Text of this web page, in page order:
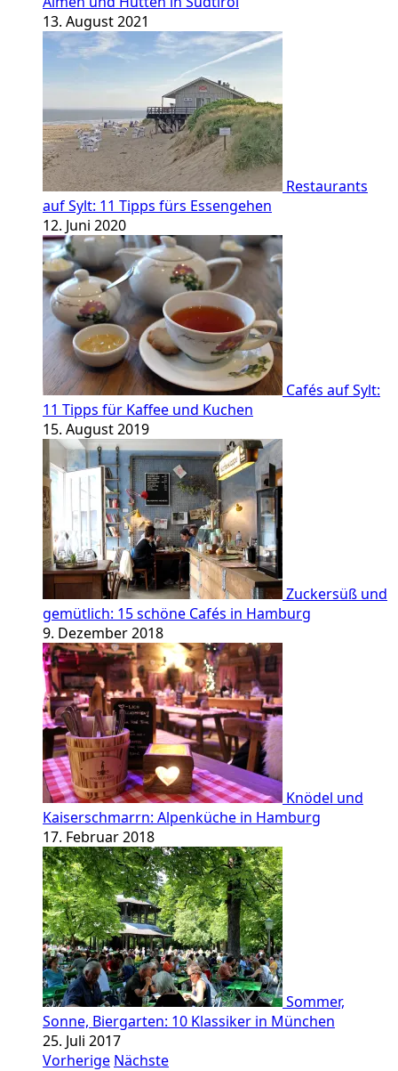
13. August 2021
Restaurants
auf Sylt: 11 Tipps fürs Essengehen
12. Juni 2020
Cafés auf Sylt:
11 Tipps für Kaffee und Kuchen
15. August 2019
Zuckersüß und
gemütlich: 15 schöne Cafés in Hamburg
9. Dezember 2018
Knödel und
Kaiserschmarrn: Alpenküche in Hamburg
17. Februar 2018
Sommer,
Sonne, Biergarten: 10 Klassiker in München
25. Juli 2017
Vorherige Nächste